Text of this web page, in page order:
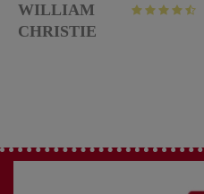
WILLIAM
CHRISTIE